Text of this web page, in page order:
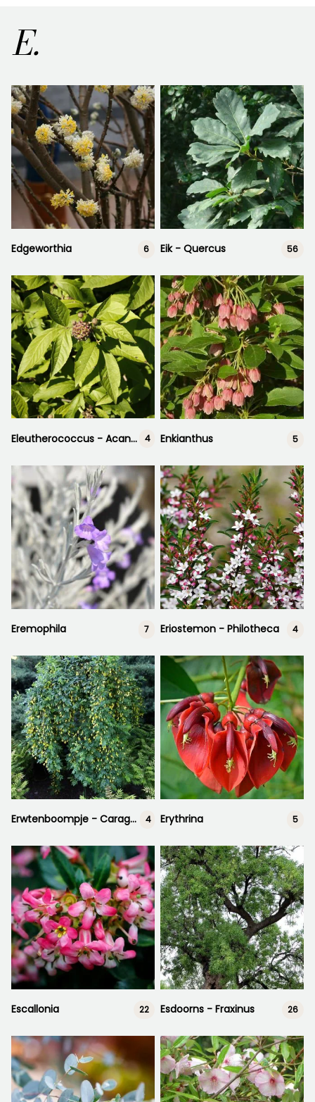
E.
Edgeworthia 6 Eik - Quercus 56
Eleutherococcus - Acanthopanax 4 Enkianthus 5
Eremophila 7 Eriostemon - Philotheca 4
Erwtenboompje - Caragana arborescens 4 Erythrina 5
Escallonia 22 Esdoorns - Fraxinus 26